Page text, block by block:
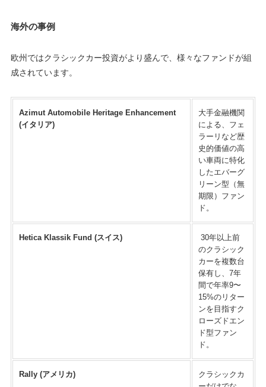
海外の事例
欧州ではクラシックカー投資がより盛んで、様々なファンドが組
成されています。
Azimut Automobile Heritage Enhancement
(イタリア)
大手金融機関
による、フェ
ラーリなど歴
史的価値の高
い車両に特化
したエバーグ
リーン型（無
期限）ファン
ド。
Hetica Klassik Fund (スイス)
30年以上前
のクラシック
カーを複数台
保有し、7年
間で年率9〜
15%のリター
ンを目指すク
ローズドエン
ド型ファン
ド。
Rally (アメリカ)
クラシックカ